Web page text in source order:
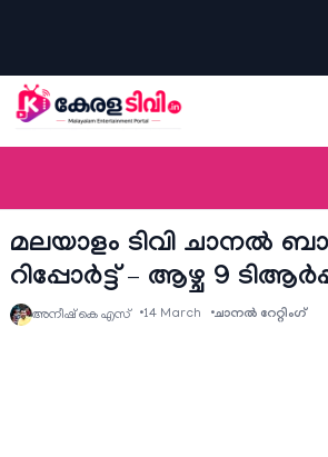
മലയാളം ടിവി ചാനല്‍
റിപ്പോര്‍ട്ട് – ആഴ്ച 9
അനീഷ്‌ കെ എസ് 14 March ചാനല്‍ റേറ്റിംഗ്